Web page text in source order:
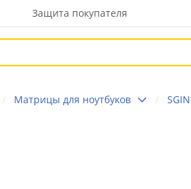
Защита покупателя
Матрицы для ноутбуков SGIN